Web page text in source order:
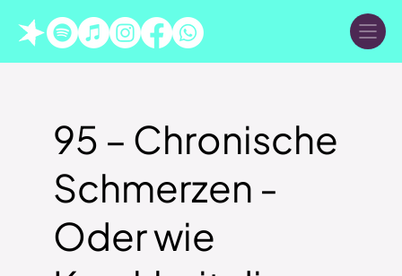
95 – Chronische
Schmerzen -
Oder wie